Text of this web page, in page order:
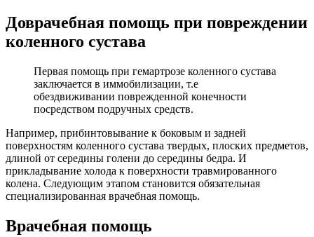
Доврачебная помощь при повреждении
коленного сустава
Первая помощь при гемартрозе коленного сустава
заключается в иммобилизации, т.е
обездвиживании поврежденной конечности
посредством подручных средств.
Например, прибинтовывание к боковым и задней
поверхностям коленного сустава твердых, плоских предметов,
длиной от середины голени до середины бедра. И
прикладывание холода к поверхности травмированного
колена. Следующим этапом становится обязательная
специализированная врачебная помощь.
Врачебная помощь